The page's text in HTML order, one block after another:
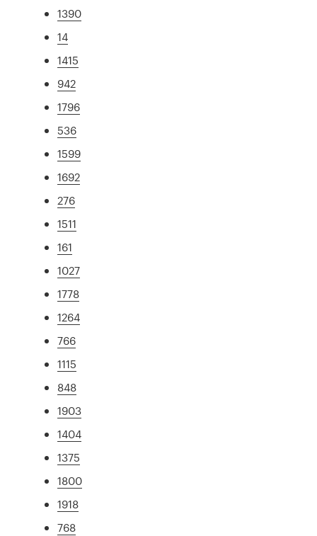
1390
14
1415
942
1796
536
1599
1692
276
1511
161
1027
1778
1264
766
1115
848
1903
1404
1375
1800
1918
768